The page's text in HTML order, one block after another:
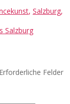
, Salzburg,
Salzburg
Erforderliche Felder